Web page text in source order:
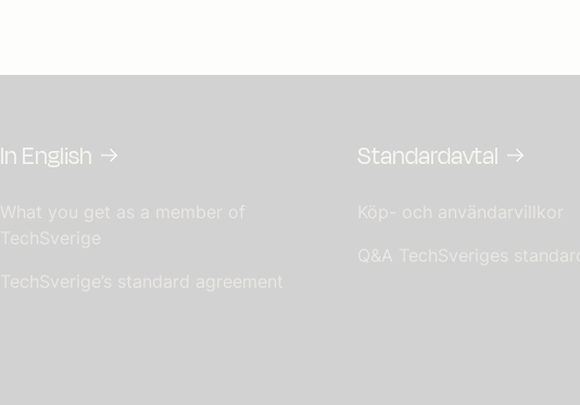
In English
What you get as a member of
TechSverige
TechSverige’s standard agreement
Standardavtal
Köp- och användarvillkor
Q&A TechSveriges